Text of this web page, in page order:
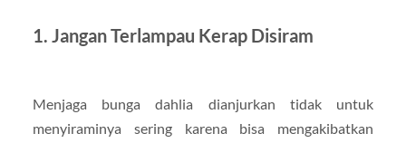
1. Jangan Terlampau Kerap Disiram
Menjaga bunga dahlia dianjurkan tidak untuk
menyiraminya sering karena bisa mengakibatkan